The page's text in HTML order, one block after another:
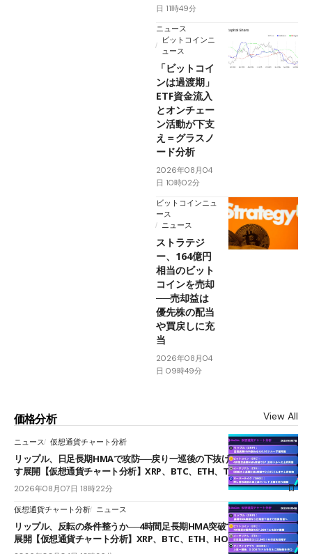
日 11時49分
ニュース
ビットコインニ
ュース
「ビットコイ
ンは過渡期」
ETF資金流入
とオンチェー
ン活動が下支
え＝グラスノ
ード分析
2026年08月04
日 10時02分
ビットコインニュ
ース
ニュース
ストラテジ
ー、164億円
相当のビット
コインを売却
──売却益は
優先株の配当
や買戻しに充
当
2026年08月04
日 09時49分
価格分析 View All
ニュース 仮想通貨チャート分析
リップル、日足長期HMAで攻防──戻り一巡後の下抜けで0.95ドルを試
す展開【仮想通貨チャート分析】XRP、BTC、ETH、TAKE
2026年08月07日 18時22分
仮想通貨チャート分析 ニュース
リップル、反転の条件整うか──4時間足長期HMA突破で雲下端を目指す
展開【仮想通貨チャート分析】XRP、BTC、ETH、HOME